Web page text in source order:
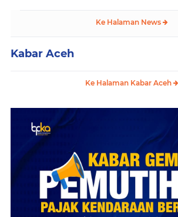
Ke Halaman News
Kabar Aceh
Ke Halaman Kabar Aceh